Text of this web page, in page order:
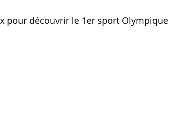
pour découvrir le 1er sport Olympique